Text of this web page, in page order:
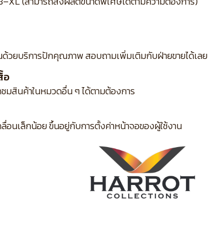
ยบริการปักคุณภาพ สอบถามเพิ่มเติมกับฝ่ายขายได้เลย
อ
มสินค้าในหมวดอื่น ๆ ได้ตามต้องการ
อนเล็กน้อย ขึ้นอยู่กับการตั้งค่าหน้าจอของผู้ใช้งาน